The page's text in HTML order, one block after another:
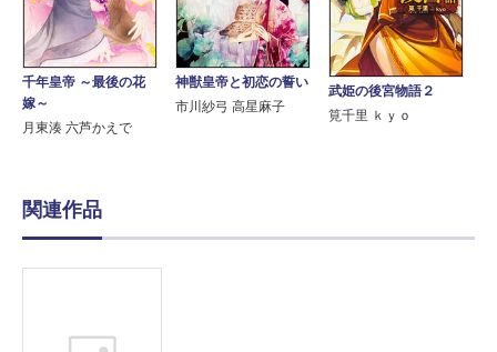
千年皇帝 ～最後の花
嫁～
月東湊 六芦かえで
神獣皇帝と初恋の誓い
市川紗弓 高星麻子
武姫の後宮物語２
筧千里 ｋｙｏ
関連作品